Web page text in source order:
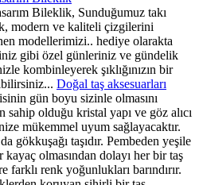
Bileklik, Sunduğumuz takı
modern ve kaliteli çizgilerini
modellerimizi.. hediye olarakta
gibi özel günleriniz ve gündelik
kombinleyerek şıklığınızın bir
Doğal taş aksesuarları
gün boyu sizinle olmasını
sahip olduğu kristal yapı ve göz alıcı
mükemmel uyum sağlayacaktır.
gökkuşağı taşıdır. Pembeden yeşile
olmasından dolayı her bir taş
renk yoğunlukları barındırır.